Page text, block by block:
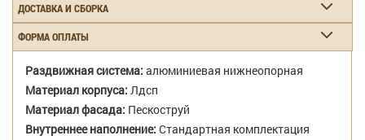
ДОСТАВКА И СБОРКА
ФОРМА ОПЛАТЫ
Раздвижная система: алюминиевая нижнеопорная
Материал корпуса: Лдсп
Материал фасада: Пескоструй
Внутреннее наполнение: Стандартная комплектация